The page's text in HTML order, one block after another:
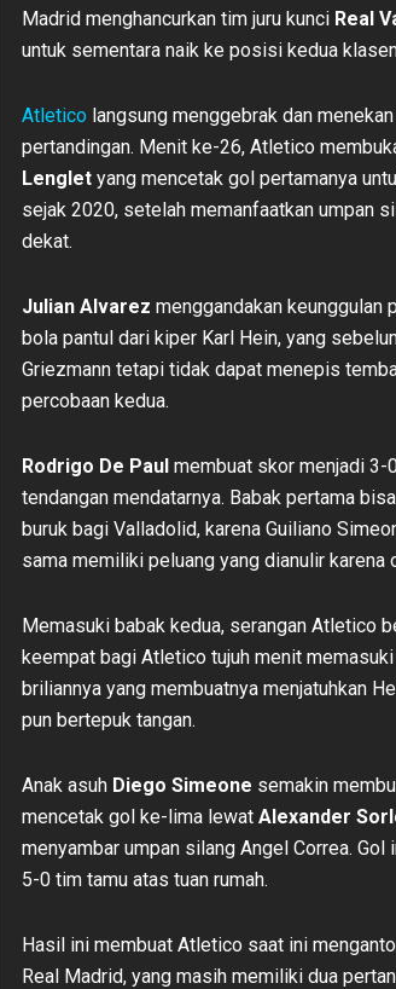
Madrid menghancurkan tim juru kunci Real
untuk sementara naik ke posisi kedua
Atletico langsung menggebrak dan
pertandingan. Menit ke-26, Atletico
Lenglet yang mencetak gol pertamanya
sejak 2020, setelah memanfaatkan umpan
dekat.
Julian Alvarez menggandakan keunggulan
bola pantul dari kiper Karl Hein, yang
Griezmann tetapi tidak dapat menepis
percobaan kedua.
Rodrigo De Paul membuat skor menjadi 3-
tendangan mendatarnya. Babak pertama
buruk bagi Valladolid, karena Guiliano
sama memiliki peluang yang dianulir karena
Memasuki babak kedua, serangan Atletico
keempat bagi Atletico tujuh menit
briliannya yang membuatnya menjatuhkan
pun bertepuk tangan.
Anak asuh Diego Simeone semakin
mencetak gol ke-lima lewat Alexander
menyambar umpan silang Angel Correa.
5-0 tim tamu atas tuan rumah.
Hasil ini membuat Atletico saat ini
Real Madrid, yang masih memiliki dua